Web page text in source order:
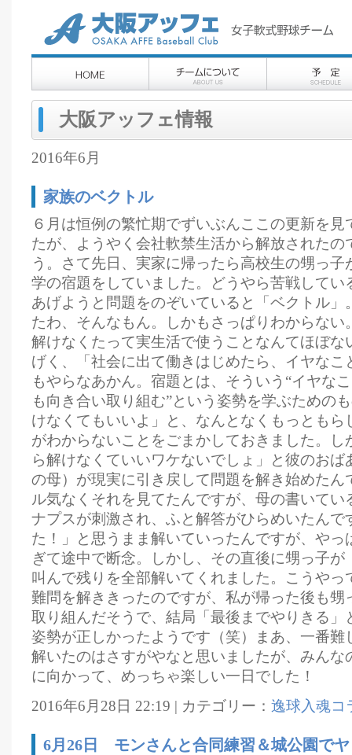
大阪アッフェ情報
2016年6月
家族のベクトル
６月は恒例の繁忙期でずいぶんここの更新を
たが、ようやく会社軟禁生活から解放されたの
う。さて先日、実家に帰ったら高校生の甥っ子
学の宿題をしていました。どうやら苦戦してい
あげようと問題をのぞいていると「ベクトル」
たわ、そんなもん。しかもさっぱりわからない
解けなくたって実生活で使うことなんてほぼな
げく、「社会に出て働きはじめたら、イヤなこ
もやらなあかん。宿題とは、そういう“イヤな
も向き合い取り組む”という姿勢を学ぶための
けなくてもいいよ」と、なんとなくもっともら
がわからないことをごまかしておきました。し
ら解けなくていいワケないでしょ」と彼のおば
の母）が現実に引き戻して問題を解き始めたん
ル気なくそれを見てたんですが、母の書いてい
ナプスが刺激され、ふと解答がひらめいたんで
た！」と思うまま解いていったんですが、やっ
ぎて途中で断念。しかし、その直後に甥っ子が
叫んで残りを全部解いてくれました。こうやっ
難問を解ききったのですが、私が帰った後も甥
取り組んだそうで、結局「最後までやりきる」
姿勢が正しかったようです（笑）まあ、一番難
解いたのはさすがやなと思いましたが、みんな
に向かって、めっちゃ楽しい一日でした！
2016年6月28日 22:19 | カテゴリー： 逸球入魂コ
6月26日 モンさんと合同練習＆城公園で